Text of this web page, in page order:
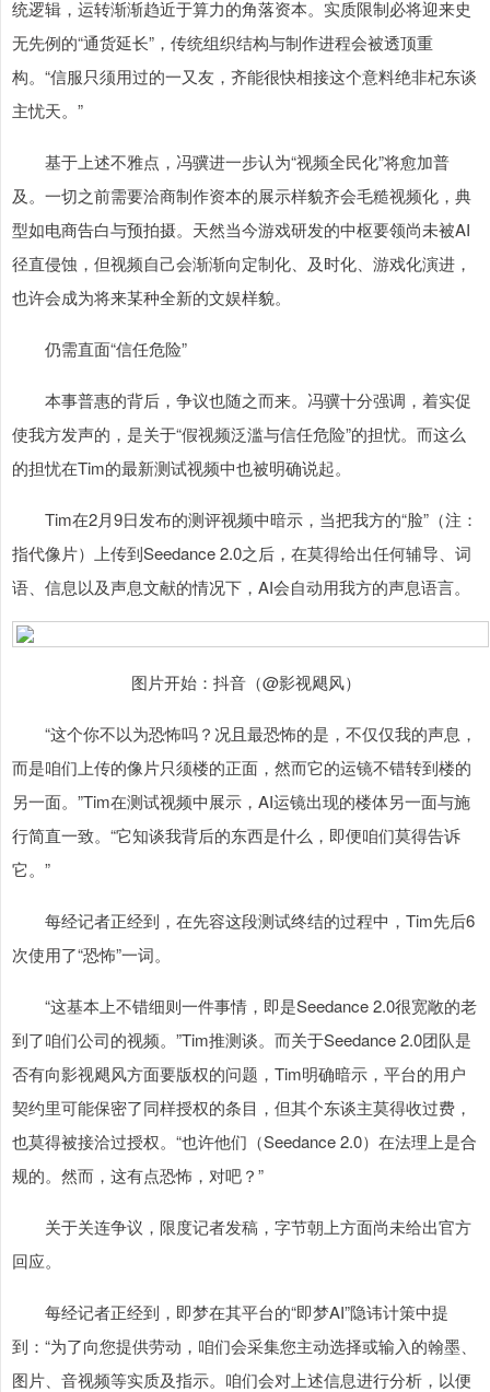
统逻辑，运转渐渐趋近于算力的角落资本。实质限制必将迎来史
无先例的“通货延长”，传统组织结构与制作进程会被透顶重
构。“信服只须用过的一又友，齐能很快相接这个意料绝非杞东谈
主忧天。”
基于上述不雅点，冯骥进一步认为“视频全民化”将愈加普
及。一切之前需要洽商制作资本的展示样貌齐会毛糙视频化，典
型如电商告白与预拍摄。天然当今游戏研发的中枢要领尚未被AI
径直侵蚀，但视频自己会渐渐向定制化、及时化、游戏化演进，
也许会成为将来某种全新的文娱样貌。
仍需直面“信任危险”
本事普惠的背后，争议也随之而来。冯骥十分强调，着实促
使我方发声的，是关于“假视频泛滥与信任危险”的担忧。而这么
的担忧在Tim的最新测试视频中也被明确说起。
Tim在2月9日发布的测评视频中暗示，当把我方的“脸”（注：
指代像片）上传到Seedance 2.0之后，在莫得给出任何辅导、词
语、信息以及声息文献的情况下，AI会自动用我方的声息语言。
图片开始：抖音（@影视飓风）
“这个你不以为恐怖吗？况且最恐怖的是，不仅仅我的声息，
而是咱们上传的像片只须楼的正面，然而它的运镜不错转到楼的
另一面。”Tim在测试视频中展示，AI运镜出现的楼体另一面与施
行简直一致。“它知谈我背后的东西是什么，即便咱们莫得告诉
它。”
每经记者正经到，在先容这段测试终结的过程中，Tim先后6
次使用了“恐怖”一词。
“这基本上不错细则一件事情，即是Seedance 2.0很宽敞的老
到了咱们公司的视频。”Tim推测谈。而关于Seedance 2.0团队是
否有向影视飓风方面要版权的问题，Tim明确暗示，平台的用户
契约里可能保密了同样授权的条目，但其个东谈主莫得收过费，
也莫得被接洽过授权。“也许他们（Seedance 2.0）在法理上是合
规的。然而，这有点恐怖，对吧？”
关于关连争议，限度记者发稿，字节朝上方面尚未给出官方
回应。
每经记者正经到，即梦在其平台的“即梦AI”隐讳计策中提
到：“为了向您提供劳动，咱们会采集您主动选择或输入的翰墨、
图片、音视频等实质及指示。咱们会对上述信息进行分析，以便